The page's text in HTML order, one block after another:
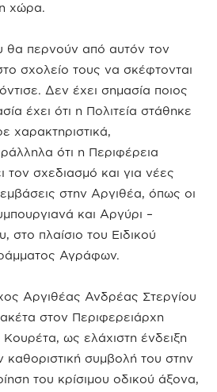
χώρα.
θα περνούν από αυτόν τον
σχολείο τους να σκέφτονται
Δεν έχει σημασία ποιος
έχει ότι η Πολιτεία στάθηκε
χαρακτηριστικά,
ότι η Περιφέρεια
τον σχεδιασμό και για νέες
στην Αργιθέα, όπως οι
και Αργύρι –
στο πλαίσιο του Ειδικού
Αγράφων.
Αργιθέας Ανδρέας Στεργίου
στον Περιφερειάρχη
ως ελάχιστη ένδειξη
καθοριστική συμβολή του στην
του κρίσιμου οδικού άξονα,